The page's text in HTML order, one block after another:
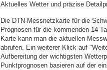
Aktuelles Wetter und präzise
Die DTN-Messnetzkarte für die
Prognosen für die kommenden 14
Karte kann man die aktuellen
abrufen. Ein weiterer Klick auf
Aufbereitung der wichtigsten
Punktprognosen basieren auf der